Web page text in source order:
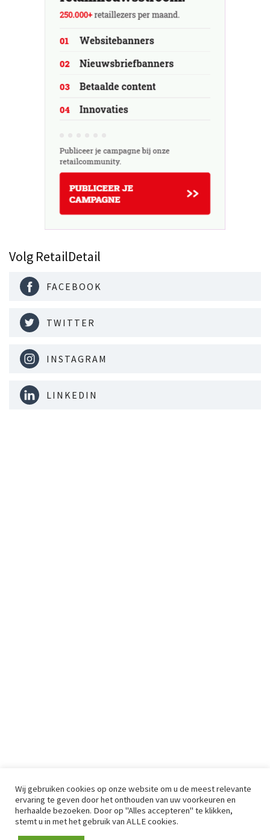
Volg RetailDetail
FACEBOOK
TWITTER
INSTAGRAM
LINKEDIN
Wij gebruiken cookies op onze website om u de meest relevante
ervaring te geven door het onthouden van uw voorkeuren en
herhaalde bezoeken. Door op "Alles accepteren" te klikken,
stemt u in met het gebruik van ALLE cookies.